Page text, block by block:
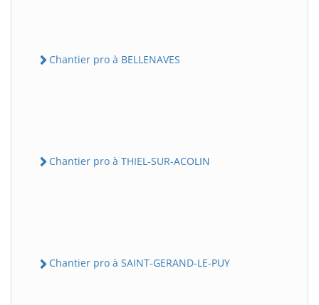
Chantier pro à BELLENAVES
Chantier pro à THIEL-SUR-ACOLIN
Chantier pro à SAINT-GERAND-LE-PUY